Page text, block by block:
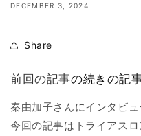
DECEMBER 3, 2024
Share
前回の記事の続きの記
秦由加子さんにインタビュ
今回の記事はトライアス